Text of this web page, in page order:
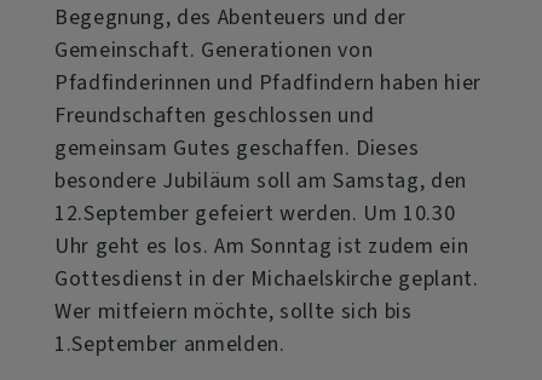
Begegnung, des Abenteuers und der
Gemeinschaft. Generationen von
Pfadfinderinnen und Pfadfindern haben hier
Freundschaften geschlossen und
gemeinsam Gutes geschaffen. Dieses
besondere Jubiläum soll am Samstag, den
12.September gefeiert werden. Um 10.30
Uhr geht es los. Am Sonntag ist zudem ein
Gottesdienst in der Michaelskirche geplant.
Wer mitfeiern möchte, sollte sich bis
1.September anmelden.